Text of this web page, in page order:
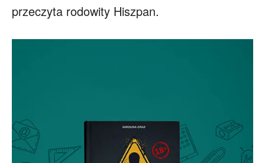
przeczyta rodowity Hiszpan.